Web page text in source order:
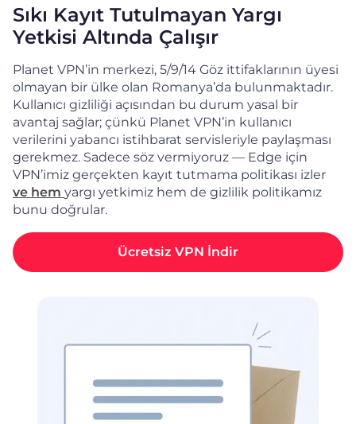
Sıkı Kayıt Tutulmayan Yargı
Yetkisi Altında Çalışır
Planet VPN’in merkezi, 5/9/14 Göz ittifaklarının üyesi
olmayan bir ülke olan Romanya’da bulunmaktadır.
Kullanıcı gizliliği açısından bu durum yasal bir
avantaj sağlar; çünkü Planet VPN’in kullanıcı
verilerini yabancı istihbarat servisleriyle paylaşması
gerekmez. Sadece söz vermiyoruz — Edge için
VPN’imiz gerçekten kayıt tutmama politikası izler
ve hem yargı yetkimiz hem de gizlilik politikamız
bunu doğrular.
Ücretsiz VPN İndir